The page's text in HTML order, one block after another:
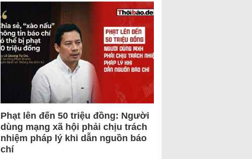
Phạt lên đến 50 triệu đồng: Người
dùng mạng xã hội phải chịu trách
nhiệm pháp lý khi dẫn nguồn báo
chí